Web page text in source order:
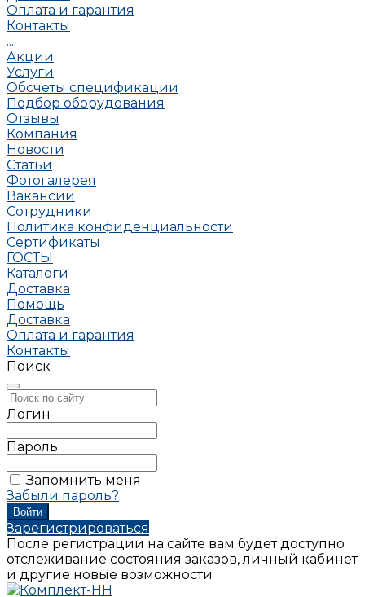
Оплата и гарантия
Контакты
...
Акции
Услуги
Обсчеты спецификации
Подбор оборудования
Отзывы
Компания
Новости
Статьи
Фотогалерея
Вакансии
Сотрудники
Политика конфиденциальности
Сертификаты
ГОСТЫ
Каталоги
Доставка
Помощь
Доставка
Оплата и гарантия
Контакты
Поиск
Логин
Пароль
Запомнить меня
Забыли пароль?
Зарегистрироваться
После регистрации на сайте вам будет доступно
отслеживание состояния заказов, личный кабинет
и другие новые возможности